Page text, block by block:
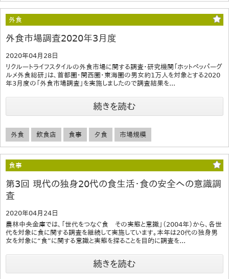
外食
外食市場調査2020年3月度
2020年04月28日
リクルートライフスタイルの外食市場に関する調査・研究機関「ホットペッパーグ
ルメ外食総研」は、首都圏・関西圏・東海圏の男女約1万人を対象とする2020
年3月度の「外食市場調査」を実施しましたので調査結果を...
続きを読む
外食 飲食店 食事 夕食 市場規模
食事
第3回 現代の独身20代の食生活・食の安全への意識調
査
2020年04月24日
農林中央金庫では、「世代をつなぐ食 その実態と意識」（2004年）から、各世
代を対象に食に関する調査を継続して実施しています。本年は20代の独身男
女を対象に“食”に関する意識と実態を探ることを目的に調査を...
続きを読む